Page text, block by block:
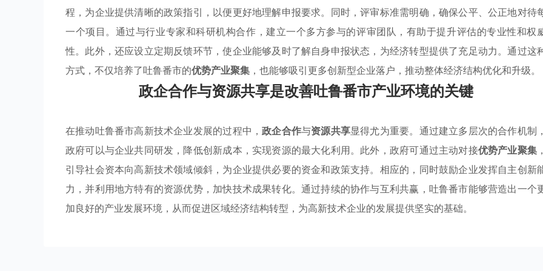
程，为企业提供清晰的政策指引，以便更好地理解申报要求。同时，评审标准需明确，确保公平、公正地对待
一个项目。通过与行业专家和科研机构合作，建立一个多方参与的评审团队，有助于提升评估的专业性和权
性。此外，还应设立定期反馈环节，使企业能够及时了解自身申报状态，为经济转型提供了充足动力。通过这
方式，不仅培养了吐鲁番市的优势产业聚集 ，也能够吸引更多创新型企业落户，推动整体经济结构优化和升级。
政企合作与资源共享是改善吐鲁番市产业环境的关键
在推动吐鲁番市高新技术企业发展的过程中，政企合作与资源共享显得尤为重要。通过建立多层次的合作机制，
政府可以与企业共同研发，降低创新成本，实现资源的最大化利用。此外，政府可通过主动对接优势产业聚集 ，
引导社会资本向高新技术领域倾斜，为企业提供必要的资金和政策支持。相应的，同时鼓励企业发挥自主创新
力，并利用地方特有的资源优势，加快技术成果转化。通过持续的协作与互利共赢，吐鲁番市能够营造出一个
加良好的产业发展环境，从而促进区域经济结构转型，为高新技术企业的发展提供坚实的基础。